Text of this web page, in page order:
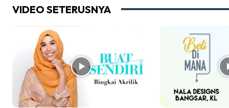
Video
VIDEO SETERUSNYA